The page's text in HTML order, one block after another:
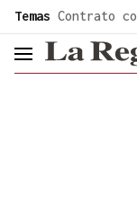
Temas Contrato
header.menu.open